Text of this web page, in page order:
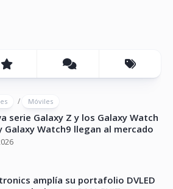
/ Móviles
serie Galaxy Z y los Galaxy Watch
Galaxy Watch9 llegan al mercado
amplía su portafolio DVLED